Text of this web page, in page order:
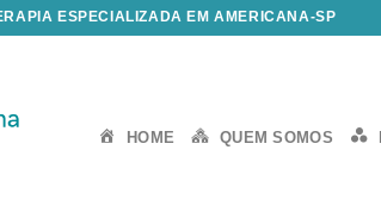
ESPECIALIZADA EM AMERICANA-SP
HOME QUEM SOMOS